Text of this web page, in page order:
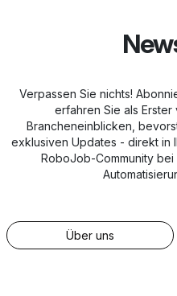
Verpassen Sie nichts!
erfahren Sie als Erster
Brancheneinblicken,
exklusiven Updates - direkt in
RoboJob-Community
Über uns